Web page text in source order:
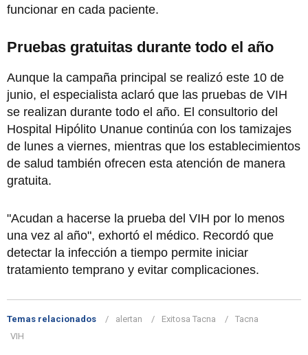
funcionar en cada paciente.
Pruebas gratuitas durante todo el año
Aunque la campaña principal se realizó este 10 de
junio, el especialista aclaró que las pruebas de VIH
se realizan durante todo el año. El consultorio del
Hospital Hipólito Unanue continúa con los tamizajes
de lunes a viernes, mientras que los establecimientos
de salud también ofrecen esta atención de manera
gratuita.
"Acudan a hacerse la prueba del VIH por lo menos
una vez al año", exhortó el médico. Recordó que
detectar la infección a tiempo permite iniciar
tratamiento temprano y evitar complicaciones.
Temas relacionados alertan Exitosa Tacna
Tacna
VIH